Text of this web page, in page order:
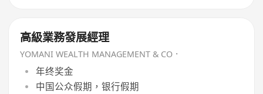
高級業務發展經理
YOMANI WEALTH MANAGEMENT & CO．
年终奖金
中国公众假期，银行假期